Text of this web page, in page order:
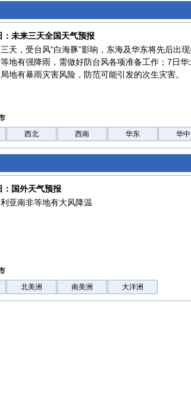
：未来三天全国天气预报
天，受台风“白海豚”影响，东海及华东将先后出
地有强降雨，需做好防台风各项准备工作；7日华
地有暴雨灾害风险，防范可能引发的次生灾害。
西北
西南 华东 华中
：国外天气预报
亚南非等地有大风降温
北美洲
南美洲 大洋洲